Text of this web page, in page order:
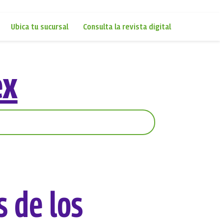
Ubica tu sucursal Consulta la revista digital
de los